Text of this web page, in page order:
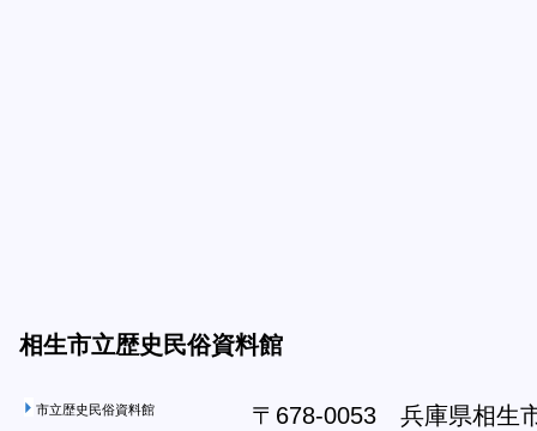
相生市立歴史民俗資料館
市立歴史民俗資料館
〒678-0053 兵庫県相